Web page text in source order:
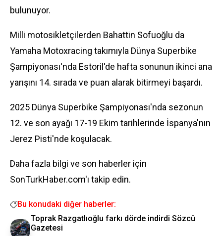
bulunuyor.
Milli motosikletçilerden Bahattin Sofuoğlu da
Yamaha Motoxracing takımıyla Dünya Superbike
Şampiyonası'nda Estoril'de hafta sonunun ikinci ana
yarışını 14. sırada ve puan alarak bitirmeyi başardı.
2025 Dünya Superbike Şampiyonası'nda sezonun
12. ve son ayağı 17-19 Ekim tarihlerinde İspanya'nın
Jerez Pisti'nde koşulacak.
Daha fazla bilgi ve son haberler için
SonTurkHaber.com'ı takip edin.
Bu konudaki diğer haberler:
Toprak Razgatlıoğlu farkı dörde indirdi Sözcü
Gazetesi